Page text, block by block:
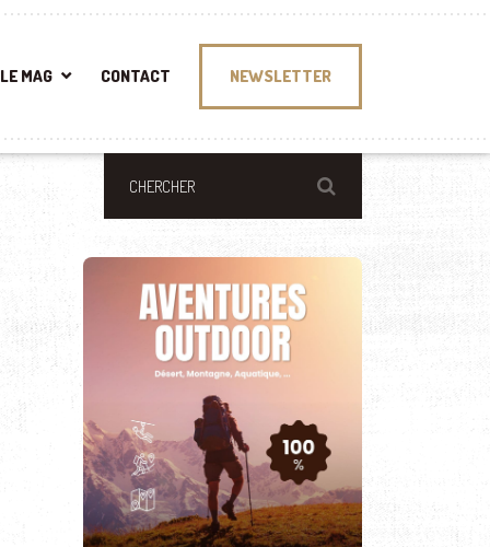
LE MAG CONTACT NEWSLETTER